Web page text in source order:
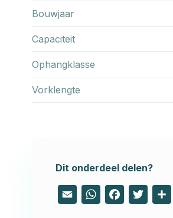
Bouwjaar
Capaciteit
Ophangklasse
Vorklengte
Dit onderdeel delen?
Email WhatsApp
FacebookTwitter